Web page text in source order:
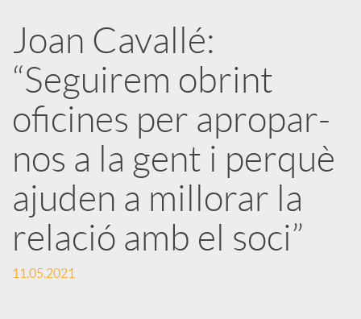
t
s
a
r
t
i
r
a
Joan Cavallé:
“Seguirem obrint
oficines per apropar-
nos a la gent i perquè
ajuden a millorar la
relació amb el soci”
11.05.2021